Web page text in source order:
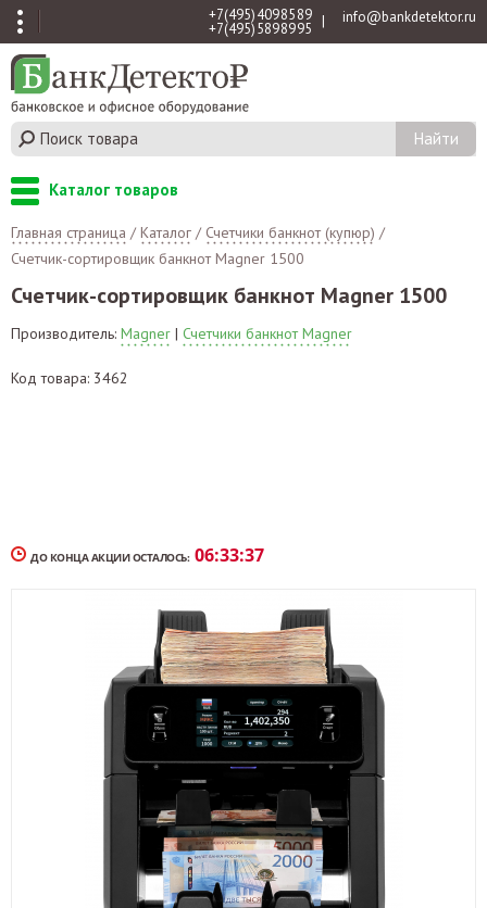
+7 (495) 409 85 89
+7 (495) 589 89 95 | info@bankdetektor.ru
Каталог товаров
Главная страница /Каталог / Счетчики банкнот (купюр) /
Счетчик-сортировщик банкнот Magner 1500
Счетчик-сортировщик банкнот Magner 1500
Производитель: Magner | Счетчики банкнот Magner
Код товара: 3462
ДО КОНЦА АКЦИИ ОСТАЛОСЬ: 06:33:37